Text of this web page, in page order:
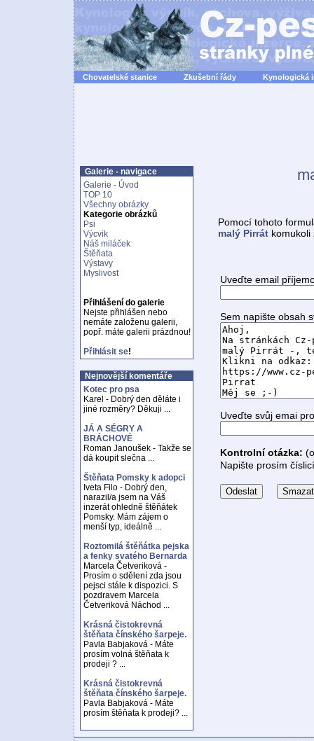
Chovatelské stanice Zkušební řády Kynologická
Galerie - navigace
Galerie - Úvod
TOP 10
Všechny obrázky
Kategorie obrázků
Psi
Výcvik
Náš miláček
Štěňata
Výstavy
Myslivost
Přihlášení do galerie
Nejste přihlášen nebo
nemáte založenu galerii,
popř. máte galerii prázdnou!
Přihlásit se!
Nejnovější komentáře
Kotec pro psa
Karel - Dobrý den děláte i
jiné rozměry? Děkuji ...
JÁ A SÉGRY A
BRÁCHOVÉ
Roman Janoušek - Takže se
dá koupit slečna ...
Štěňata Pomsky k adopci
Iveta Filo - Dobrý den,
narazil/a jsem na Váš
inzerát ohledně štěňátek
Pomsky. Mám zájem o
menší typ, ideálně ...
Roztomilá štěňátka pejska
a fenky svatého Bernarda
Marcela Četveriková -
Prosím o sdělení zda jsou
pejsci stále k dispozici. S
pozdravem Marcela
Četveriková Náchod ...
Krásná čistokrevná
štěňata čínského šarpeje.
Pavla Babjaková - Máte
prosím volná štěňata k
prodeji ? ...
Krásná čistokrevná
štěňata čínského šarpeje.
Pavla Babjaková - Máte
prosím štěňata k prodeji? ...
Pomocí tohoto
malý Pirrát komukoli
Uveďte email
Sem napište obsah
Uveďte svůj emai
Kontrolní otázka:
Napište prosím